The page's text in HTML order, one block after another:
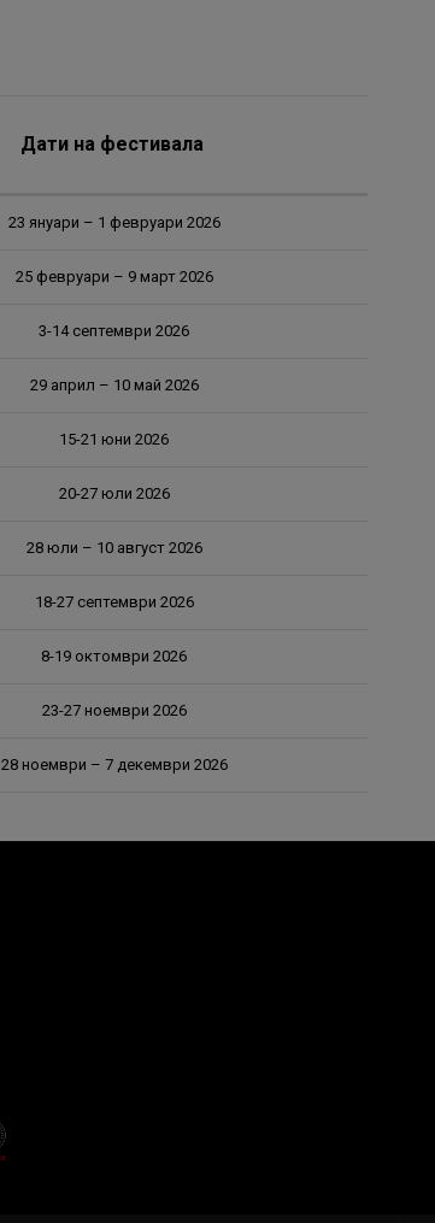
Дати на фестивала
23 януари – 1 февруари 2026
25 февруари – 9 март 2026
3-14 септември 2026
29 април – 10 май 2026
15-21 юни 2026
20-27 юли 2026
28 юли – 10 август 2026
18-27 септември 2026
8-19 октомври 2026
23-27 ноември 2026
28 ноември – 7 декември 2026